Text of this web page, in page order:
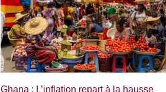
Ghana : L’inflation repart à la hausse